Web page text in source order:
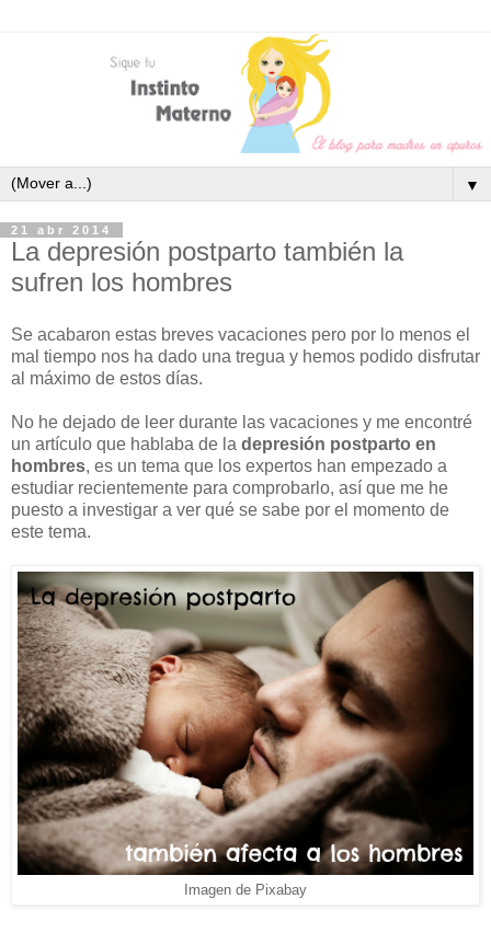
▼
21 abr 2014
La depresión postparto también la
sufren los hombres
Se acabaron estas breves vacaciones pero por lo menos el
mal tiempo nos ha dado una tregua y hemos podido disfrutar
al máximo de estos días.
No he dejado de leer durante las vacaciones y me encontré
un artículo que hablaba de la depresión postparto en
hombres, es un tema que los expertos han empezado a
estudiar recientemente para comprobarlo, así que me he
puesto a investigar a ver qué se sabe por el momento de
este tema.
Imagen de Pixabay